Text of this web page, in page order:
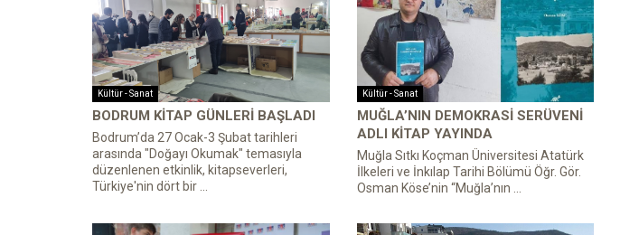
Kültür - Sanat
BODRUM KITAP GÜNLERI BAŞLADI
Bodrum’da 27 Ocak-3 Şubat tarihleri
arasında "Doğayı Okumak" temasıyla
düzenlenen etkinlik, kitapseverleri,
Türkiye'nin dört bir ...
Kültür - Sanat
MUĞLA’NIN DEMOKRASI SERÜVENI
ADLI KITAP YAYINDA
Muğla Sıtkı Koçman Üniversitesi Atatürk
İlkeleri ve İnkılap Tarihi Bölümü Öğr. Gör.
Osman Köse’nin “Muğla’nın ...